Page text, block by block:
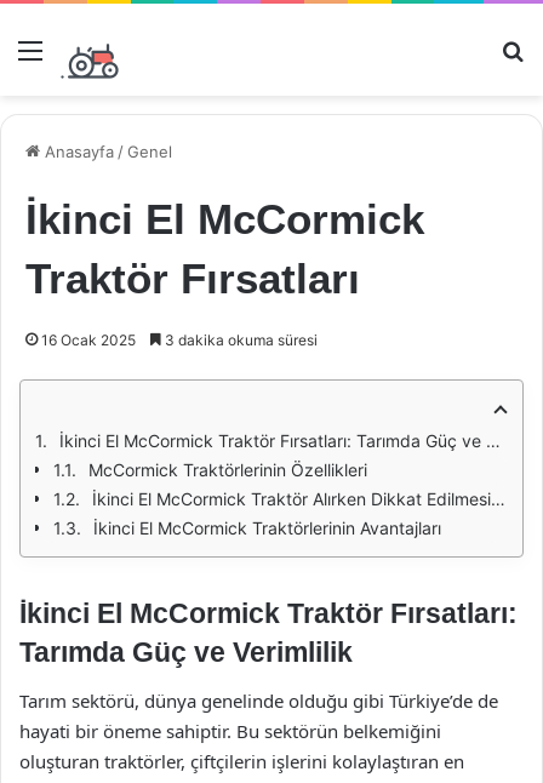
Menü
Anasayfa /Genel
İkinci El McCormick
Traktör Fırsatları
16 Ocak 2025 3 dakika okuma süresi
İkinci El McCormick Traktör Fırsatları: Tarımda Güç ve Verimlilik
McCormick Traktörlerinin Özellikleri
İkinci El McCormick Traktör Alırken Dikkat Edilmesi Gerekenler
İkinci El McCormick Traktörlerinin Avantajları
İkinci El McCormick Traktör Fırsatları:
Tarımda Güç ve Verimlilik
Tarım sektörü, dünya genelinde olduğu gibi Türkiye’de de
hayati bir öneme sahiptir. Bu sektörün belkemiğini
oluşturan traktörler, çiftçilerin işlerini kolaylaştıran en